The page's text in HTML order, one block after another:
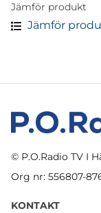
Jämför produkt
Jämför
© P.O.Radio TV I
Org nr: 556807-
KONTAKT